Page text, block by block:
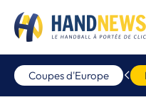
Coupes d'Europe